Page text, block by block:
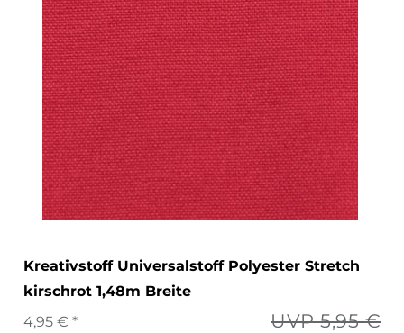
Kreativstoff Universalstoff Polyester Stretch
kirschrot 1,48m Breite
UVP 5,95 €
4,95 € *